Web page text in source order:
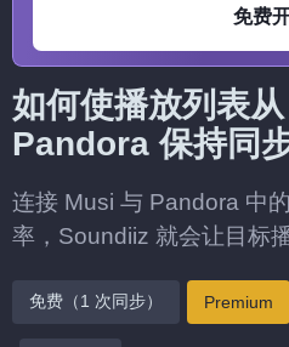
免费
如何使播放列表
Pandora 保持同
连接 Musi 与 Pandora 中
率，Soundiiz 就会让目标
免费（1 次同步） Premium